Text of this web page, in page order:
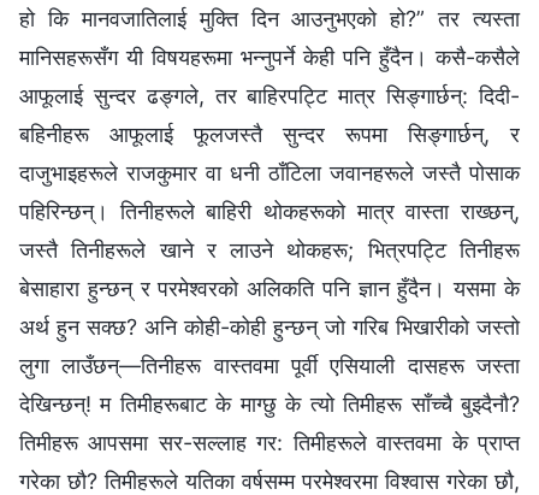
हो कि मानवजातिलाई मुक्ति दिन आउनुभएको हो?” तर त्यस्ता
मानिसहरूसँग यी विषयहरूमा भन्नुपर्ने केही पनि हुँदैन। कसै-कसैले
आफूलाई सुन्दर ढङ्गले, तर बाहिरपट्टि मात्र सिङ्गार्छन्: दिदी-
बहिनीहरू आफूलाई फूलजस्तै सुन्दर रूपमा सिङ्गार्छन्, र
दाजुभाइहरूले राजकुमार वा धनी ठाँटिला जवानहरूले जस्तै पोसाक
पहिरिन्छन्। तिनीहरूले बाहिरी थोकहरूको मात्र वास्ता राख्छन्,
जस्तै तिनीहरूले खाने र लाउने थोकहरू; भित्रपट्टि तिनीहरू
बेसाहारा हुन्छन् र परमेश्‍वरको अलिकति पनि ज्ञान हुँदैन। यसमा के
अर्थ हुन सक्छ? अनि कोही-कोही हुन्छन् जो गरिब भिखारीको जस्तो
लुगा लाउँछन्—तिनीहरू वास्तवमा पूर्वी एसियाली दासहरू जस्ता
देखिन्छन्! म तिमीहरूबाट के माग्छु के त्यो तिमीहरू साँच्चै बुझ्दैनौ?
तिमीहरू आपसमा सर-सल्लाह गर: तिमीहरूले वास्तवमा के प्राप्त
गरेका छौ? तिमीहरूले यतिका वर्षसम्म परमेश्‍वरमा विश्‍वास गरेका छौ,